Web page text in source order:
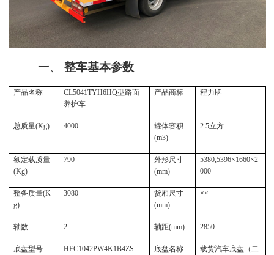
一、 整车基本参数
产品名称
CL5041TYH6HQ型路面
养护车
产品商标 程力牌
总质量(Kg) 4000
罐体容积
(m3)
2.5立方
额定载质量
(Kg)
790
外形尺寸
(mm)
5380,5396×1660×2
000
整备质量(K
g)
3080
货厢尺寸
(mm)
××
轴数 2 轴距(mm) 2850
底盘型号 HFC1042PW4K1B4ZS 底盘名称
载货汽车底盘（二